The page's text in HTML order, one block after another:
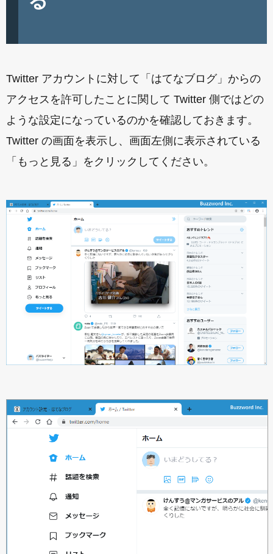
Twitter アカウントに対して「はてなブログ」からの
アクセスを許可したことに関して Twitter 側ではどの
ような設定になっているのかを確認しておきます。
Twitter の画面を表示し、画面左側に表示されている
「もっと見る」をクリックしてください。